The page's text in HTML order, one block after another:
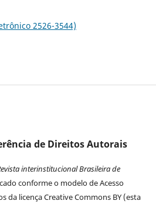
2526-3544)
de Direitos Autorais
interinstitucional Brasileira de
conforme o modelo de Acesso
da licença Creative Commons BY (esta